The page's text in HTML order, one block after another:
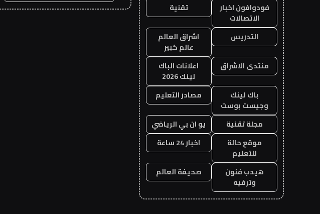
فودوافون اخبار
الاتصالات
تقنية
التدريس
اشراق العالم
عالم كبير
منتدى الاشراق
اعلانات الباك
لينك 2026
باك لينك
وجيست بوست
مصادر التعليم
مجلة تقنية
يو ان بي الرياضي
موقع حالة
للتعليم
اخبار 24 ساعة
هيدب فنون
وترفيه
صحيفة العالم